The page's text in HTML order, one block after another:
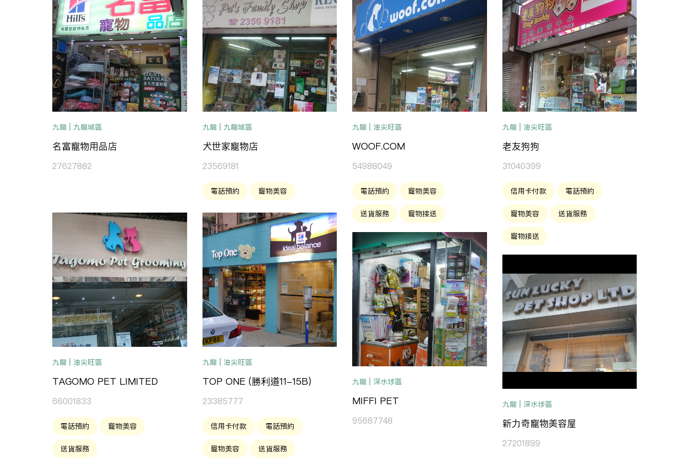
九龍 | 九龍城區
名富寵物用品店
27627882
九龍 | 九龍城區
犬世家寵物店
23569181
電話預約 寵物美容
九龍 | 油尖旺區
WOOF.COM
54988049
電話預約 寵物美容
送貨服務 寵物接送
九龍 | 油尖旺區
老友狗狗
31040399
信用卡付款 電話預約
寵物美容 送貨服務
寵物接送
九龍 | 油尖旺區
TAGOMO PET LIMITED
66001833
電話預約 寵物美容
送貨服務
九龍 | 油尖旺區
TOP ONE (勝利道11-15B)
23385777
信用卡付款 電話預約
寵物美容 送貨服務
九龍 | 深水埗區
MIFFI PET
95687748
九龍 | 深水埗區
新力奇寵物美容屋
27201899